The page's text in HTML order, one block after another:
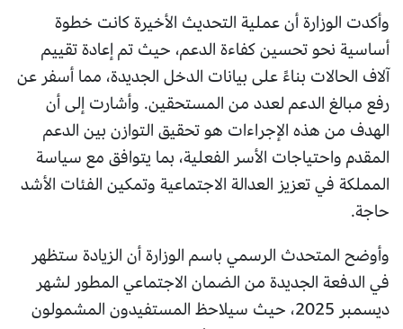
وأكدت الوزارة أن عملية التحديث الأخيرة كانت خطوة
أساسية نحو تحسين كفاءة الدعم، حيث تم إعادة تقييم
آلاف الحالات بناءً على بيانات الدخل الجديدة، مما أسفر عن
رفع مبالغ الدعم لعدد من المستحقين. وأشارت إلى أن
الهدف من هذه الإجراءات هو تحقيق التوازن بين الدعم
المقدم واحتياجات الأسر الفعلية، بما يتوافق مع سياسة
المملكة في تعزيز العدالة الاجتماعية وتمكين الفئات الأشد
حاجة.
وأوضح المتحدث الرسمي باسم الوزارة أن الزيادة ستظهر
في الدفعة الجديدة من الضمان الاجتماعي المطور لشهر
ديسمبر 2025، حيث سيلاحظ المستفيدون المشمولون